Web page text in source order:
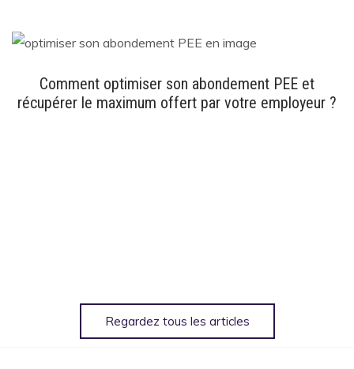
Comment optimiser son abondement PEE et
récupérer le maximum offert par votre employeur ?
Regardez tous les articles